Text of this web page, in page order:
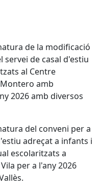
de la modificació
servei de casal d'estiu
al Centre
amb
2026 amb diversos
del conveni per a
adreçat a infants i
escolaritzats a
per a l'any 2026